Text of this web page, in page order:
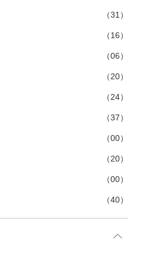
（31）
（16）
（06）
（20）
（24）
（37）
（00）
（20）
（00）
（40）